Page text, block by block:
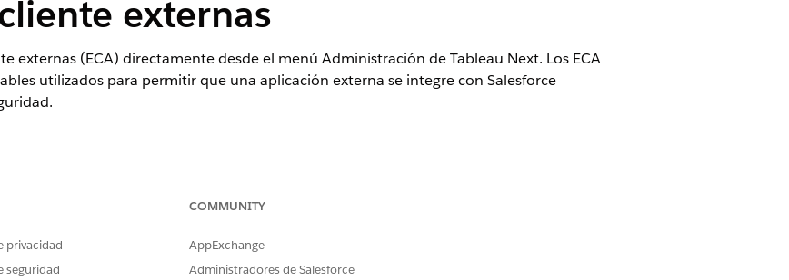
externas
externas (ECA) directamente desde el menú Administración de Tableau Next. Los ECA
utilizados para permitir que una aplicación externa se integre con Salesforce
externas: Conjunto de permisos Administrador sin medir de
Tableau Next Admin
privacidad
seguridad
COMMUNITY
AppExchange
Administradores de Salesforce